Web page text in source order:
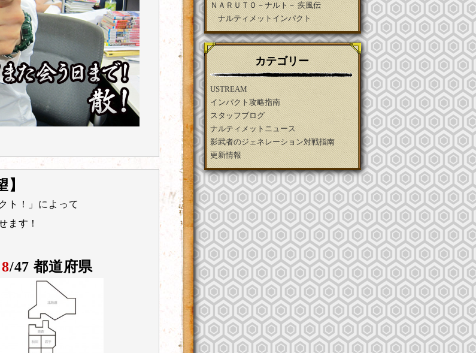
ト！」によって
ます！
8/47 都道府県
ＮＡＲＵＴＯ－ナルト－ 疾風伝
ナルティメットインパクト
カテゴリー
USTREAM
インパクト攻略指南
スタッフブログ
ナルティメットニュース
影武者のジェネレーション対戦指南
更新情報